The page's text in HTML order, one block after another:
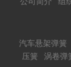
汽车悬架弹簧
压簧
涡卷弹